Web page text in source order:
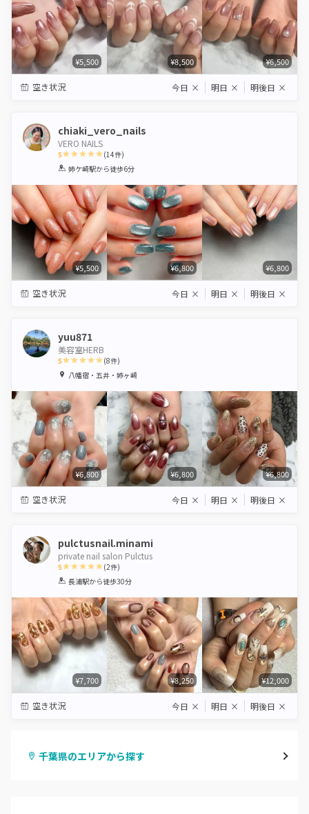
¥5,500 ¥8,500 ¥6,500
空き状況 今日 × 明日 × 明後日 ×
chiaki_vero_nails
VERO NAILS
5
1 2 3 4 5
(14件)
姉ケ崎駅から徒歩6分
¥5,500 ¥6,800 ¥6,800
空き状況 今日 × 明日 × 明後日 ×
yuu871
美容室HERB
5
1 2 3 4 5
(8件)
八幡宿・五井・姉ヶ崎
¥6,800 ¥6,800 ¥6,800
空き状況 今日 × 明日 × 明後日 ×
pulctusnail.minami
private nail salon Pulctus
5
1 2 3 4 5
(2件)
長浦駅から徒歩30分
¥7,700 ¥8,250 ¥12,000
空き状況 今日 × 明日 × 明後日 ×
千葉県のエリアから探す